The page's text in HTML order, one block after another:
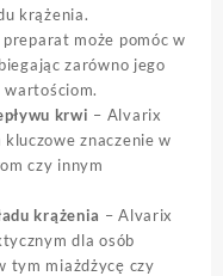
krążenia.
preparat może pomóc w
zarówno jego
krwi – Alvarix
znaczenie w
czy innym
krążenia – Alvarix
dla osób
tym miażdżycę czy